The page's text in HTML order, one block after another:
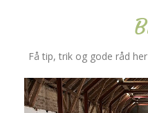
Få tip, trik og gode råd